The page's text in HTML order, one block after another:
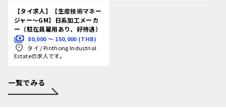
【タイ求人】【生産技術マネー
ジャー～GM】日系加工メーカ
ー（駐在員雇用あり、好待遇）
80,000 〜 150,000 (THB)
タイ /Pinthong Industrial
Estateの求人です。
一覧でみる